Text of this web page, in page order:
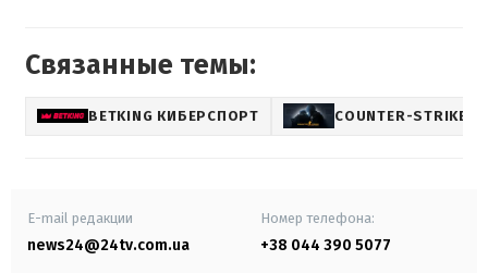
Связанные темы:
BETKING КИБЕРСПОРТ COUNTER-STRIKE
E-mail редакции
news24@24tv.com.ua
Номер телефона:
+38 044 390 5077